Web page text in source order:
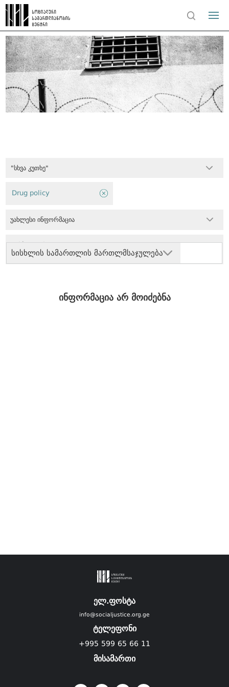
"სხვა კუთხე"
სისხლის სამართლის მართლმსაჯულება
Drug policy
უახლესი ინფორმაცია
ინფორმაცია არ მოიძებნა
ელ.ფოსტა
info@socialjustice.org.ge
ტელეფონი
+995 599 65 66 11
მისამართი